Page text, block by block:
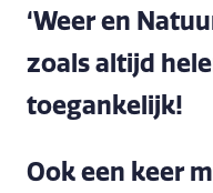
‘Weer en
zoals altijd
toegankelijk!
Ook een keer